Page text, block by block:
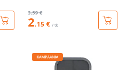
3.59 €
2.15 € / tk
KAMPAANIA